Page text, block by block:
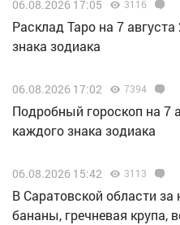
06.08.2026 17:05 3116
Расклад Таро на 7
знака зодиака
06.08.2026 17:02 7394
Подробный гороскоп на 7
каждого знака зодиака
06.08.2026 15:42 3113
В Саратовской области
бананы, гречневая крупа,